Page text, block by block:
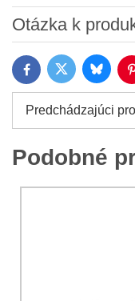
Nový
Názov:
Meno:*
Otázka k
*
Váš e-mail:*
FacebookTwitter Bluesky
Predchádzajúci
Podobné